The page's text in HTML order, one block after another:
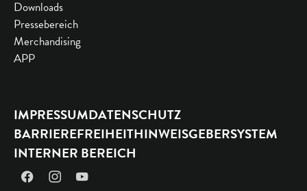
Downloads
Pressebereich
Merchandising
APP
IMPRESSUMDATENSCHUTZ
BARRIEREFREIHEITHINWEISGEBERSYSTEM
INTERNER BEREICH
FacebookInstagramYouTube